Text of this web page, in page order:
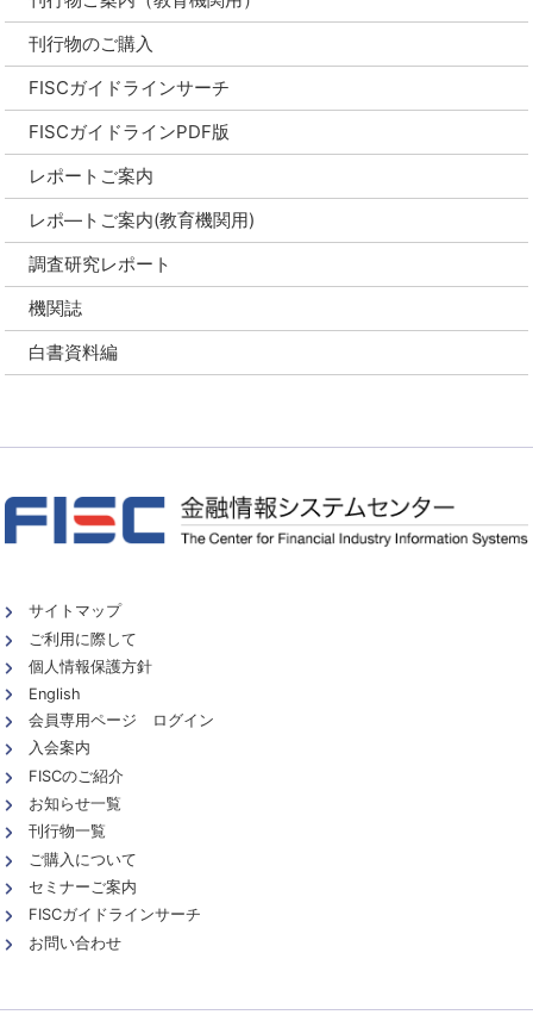
刊行物のご購入
FISCガイドラインサーチ
FISCガイドラインPDF版
レポートご案内
レポ―トご案内(教育機関用)
調査研究レポート
機関誌
白書資料編
サイトマップ
ご利用に際して
個人情報保護方針
English
会員専用ページ ログイン
入会案内
FISCのご紹介
お知らせ一覧
刊行物一覧
ご購入について
セミナーご案内
FISCガイドラインサーチ
お問い合わせ